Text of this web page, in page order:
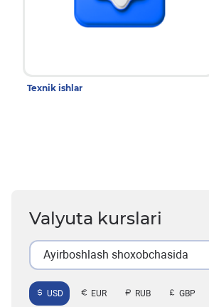
Texnik ishlar
Valyuta kurslari
Ayirboshlash shoxobchasida
USD EUR RUB GBP